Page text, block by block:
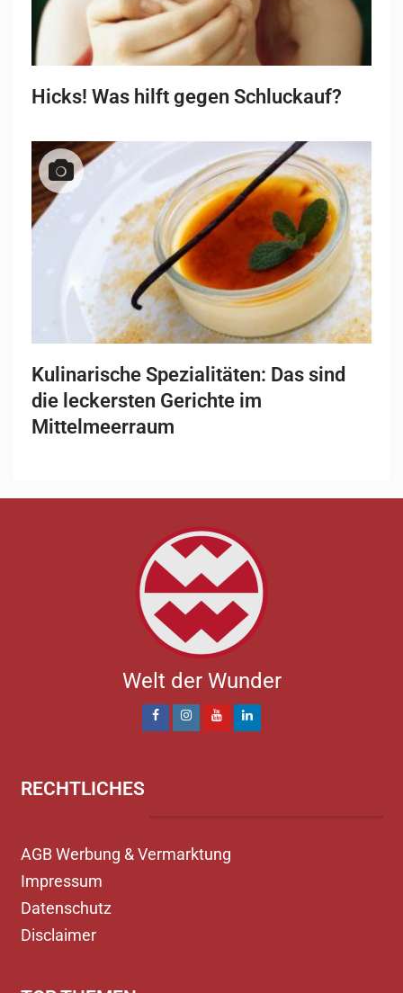
Hicks! Was hilft gegen Schluckauf?
Kulinarische Spezialitäten: Das sind
die leckersten Gerichte im
Mittelmeerraum
Welt der Wunder
RECHTLICHES
AGB Werbung & Vermarktung
Impressum
Datenschutz
Disclaimer